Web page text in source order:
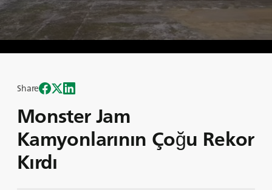
Monster Jam
Kamyonlarının Çoğu Rekor
Kırdı
Share